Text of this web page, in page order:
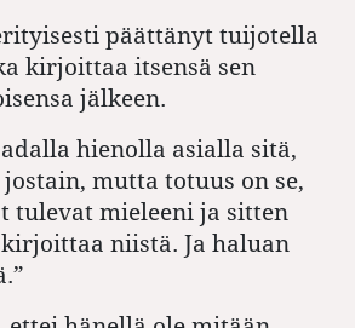
päättänyt tuijotella
kirjoittaa itsensä sen
jälkeen.
hienolla asialla sitä,
mutta totuus on se,
tulevat mieleeni ja sitten
niistä. Ja haluan